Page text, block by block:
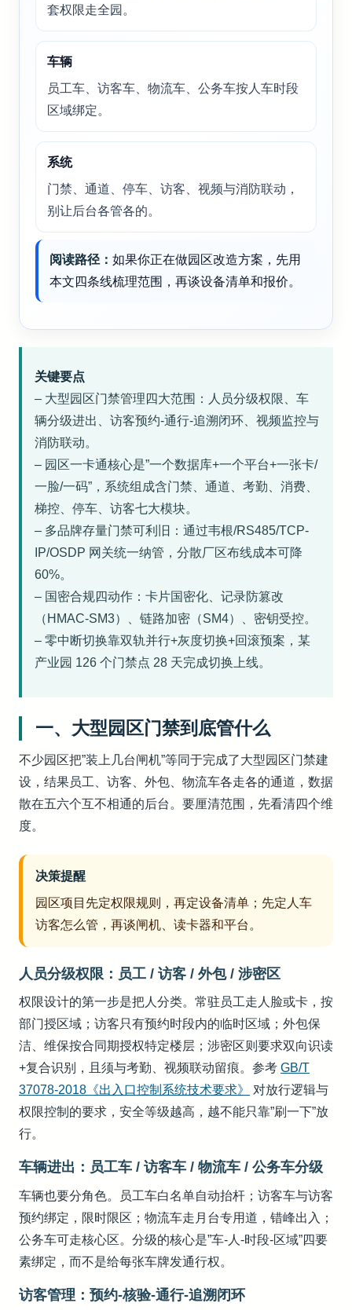
套权限走全园。
车辆
员工车、访客车、物流车、公务车按人车时段
区域绑定。
系统
门禁、通道、停车、访客、视频与消防联动，
别让后台各管各的。
阅读路径： 如果你正在做园区改造方案，先用
本文四条线梳理范围，再谈设备清单和报价。
关键要点
– 大型园区门禁管理四大范围：人员分级权限、车
辆分级进出、访客预约-通行-追溯闭环、视频监控与
消防联动。
– 园区一卡通核心是”一个数据库+一个平台+一张卡/
一脸/一码”，系统组成含门禁、通道、考勤、消费、
梯控、停车、访客七大模块。
– 多品牌存量门禁可利旧：通过韦根/RS485/TCP-
IP/OSDP 网关统一纳管，分散厂区布线成本可降
60%。
– 国密合规四动作：卡片国密化、记录防篡改
（HMAC-SM3）、链路加密（SM4）、密钥受控。
– 零中断切换靠双轨并行+灰度切换+回滚预案，某
产业园 126 个门禁点 28 天完成切换上线。
一、大型园区门禁到底管什么
不少园区把”装上几台闸机”等同于完成了大型园区门禁建
设，结果员工、访客、外包、物流车各走各的通道，数据
散在五六个互不相通的后台。要厘清范围，先看清四个维
度。
决策提醒
园区项目先定权限规则，再定设备清单；先定人车
访客怎么管，再谈闸机、读卡器和平台。
人员分级权限：员工 / 访客 / 外包 / 涉密区
权限设计的第一步是把人分类。常驻员工走人脸或卡，按
部门授区域；访客只有预约时段内的临时区域；外包保
洁、维保按合同期授权特定楼层；涉密区则要求双向识读
+复合识别，且须与考勤、视频联动留痕。参考 GB/T
37078-2018《出入口控制系统技术要求》
对放行逻辑与
权限控制的要求，安全等级越高，越不能只靠”刷一下”放
行。
车辆进出：员工车 / 访客车 / 物流车 / 公务车分级
车辆也要分角色。员工车白名单自动抬杆；访客车与访客
预约绑定，限时限区；物流车走月台专用道，错峰出入；
公务车可走核心区。分级的核心是”车-人-时段-区域”四要
素绑定，而不是给每张车牌发通行权。
访客管理：预约-核验-通行-追溯闭环